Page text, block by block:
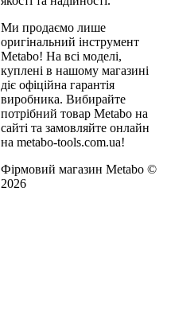
Ми продаємо лише
оригінальний інструмент
Metabo! На всі моделі,
куплені в нашому магазині
діє офіційна гарантія
виробника. Вибирайте
потрібний товар Metabo на
сайті та замовляйте онлайн
на metabo-tools.com.ua!
Фірмовий магазин Metabo ©
2026